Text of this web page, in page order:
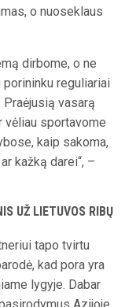
o nuoseklaus
dirbome, o ne
reguliariai
vasarą
vėliau sportavome
kaip sakoma,
kažką darei“, –
UŽ LIETUVOS RIBŲ
tapo tvirtu
kad pora yra
lygyje. Dabar